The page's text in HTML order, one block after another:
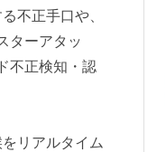
不正手口や、
ターアタッ
不正検知・認
リアルタイム